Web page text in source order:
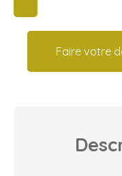
Faire votre